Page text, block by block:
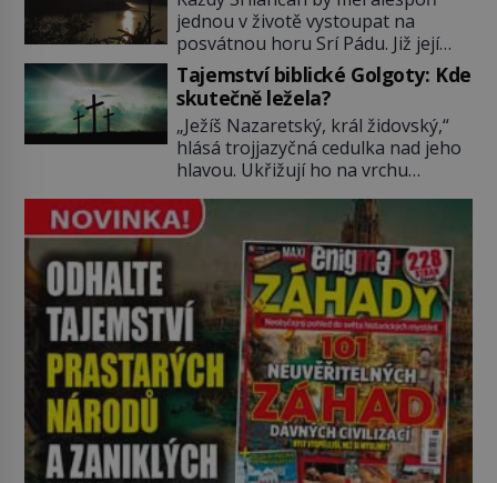
nevídaný objev, který dodnes
neumíme vysvětlit… Jeho koníčkem
je „slepá jeskynní zvířena“, a díky
tomu, přestože je hlavně lékař,
objeví řadu nových organismů.
Jindřich Wankel (1821–1897) […]
jednou v životě vystoupat na
posvátnou horu Srí Pádu. Již její
název nám v překladu prozradí
tajemství: Znamená „Svatá stopa“.
Zbývá se jen pohádat, čí že ta
stopa tedy vlastně je…? O její
důležitosti nám referuje již Marco
Polo (1254–1324). Není se co divit,
2243 metrů vysoká Srí Páda, kterou
[…]
Tajemství biblické Golgoty: Kde
skutečně ležela?
„Ježíš Nazaretský, král židovský,“
hlásá trojjazyčná cedulka nad jeho
hlavou. Ukřižují ho na vrchu
místo Nového zákona najdeme v
Jeruzalémě. A na první pohled by se
zdálo jasné, kde. Ale jen zdálo…
Starodávná legenda praví, že
Golgota, v překladu z aramejštiny
„lebka“, dostane svůj název pro to,
že právě sem je přenesena […]